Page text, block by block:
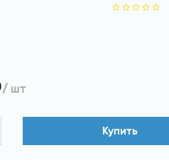
/ шт
Купить